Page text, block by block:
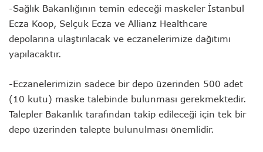
-Sağlık Bakanlığının temin edeceği maskeler İstanbul
Ecza Koop, Selçuk Ecza ve Allianz Healthcare
depolarına ulaştırılacak ve eczanelerimize dağıtımı
yapılacaktır.
-Eczanelerimizin sadece bir depo üzerinden 500 adet
(10 kutu) maske talebinde bulunması gerekmektedir.
Talepler Bakanlık tarafından takip edileceği için tek bir
depo üzerinden talepte bulunulması önemlidir.